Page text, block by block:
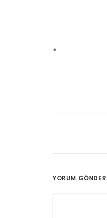
YORUM GÖNDER